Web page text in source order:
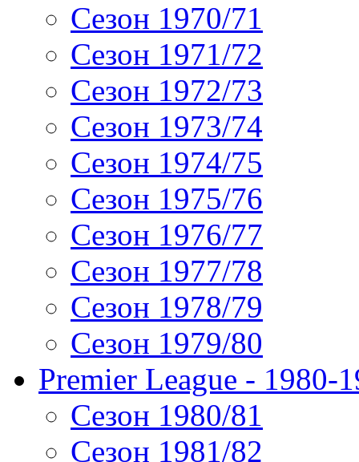
Сезон 1970/71
Сезон 1971/72
Сезон 1972/73
Сезон 1973/74
Сезон 1974/75
Сезон 1975/76
Сезон 1976/77
Сезон 1977/78
Сезон 1978/79
Сезон 1979/80
Premier League - 1980-
Сезон 1980/81
Сезон 1981/82